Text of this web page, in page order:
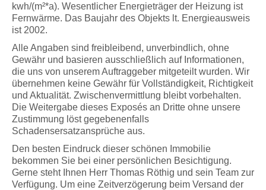
kwh/(m²*a). Wesentlicher Energieträger der Heizung ist
Fernwärme. Das Baujahr des Objekts lt. Energieausweis
ist 2002.
Alle Angaben sind freibleibend, unverbindlich, ohne
Gewähr und basieren ausschließlich auf Informationen,
die uns von unserem Auftraggeber mitgeteilt wurden. Wir
übernehmen keine Gewähr für Vollständigkeit, Richtigkeit
und Aktualität. Zwischenvermittlung bleibt vorbehalten.
Die Weitergabe dieses Exposés an Dritte ohne unsere
Zustimmung löst gegebenenfalls
Schadensersatzansprüche aus.
Den besten Eindruck dieser schönen Immobilie
bekommen Sie bei einer persönlichen Besichtigung.
Gerne steht Ihnen Herr Thomas Röthig und sein Team zur
Verfügung. Um eine Zeitverzögerung beim Versand der